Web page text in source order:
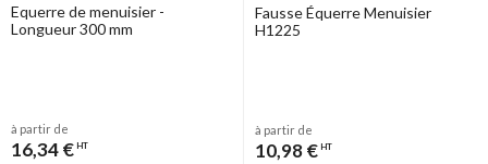
Equerre de menuisier -
Longueur 300 mm
à partir de
16,34 € HT
Fausse Équerre Menuisier
H1225
à partir de
10,98 € HT